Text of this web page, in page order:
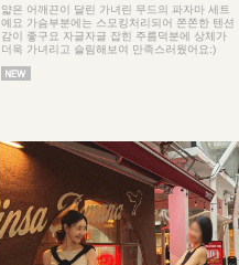
얇은 어깨끈이 달린 가녀린 무드의 파자마 세트
예요 가슴부분에는 스모킹처리되어 쫀쫀한 텐션
감이 좋구요 자글자글 잡힌 주름덕분에 상체가
더욱 가녀리고 슬림해보여 만족스러웠어요:)